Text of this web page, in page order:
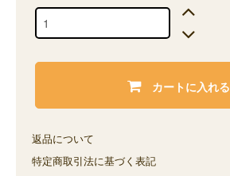
カートに入れる
返品について
特定商取引法に基づく表記